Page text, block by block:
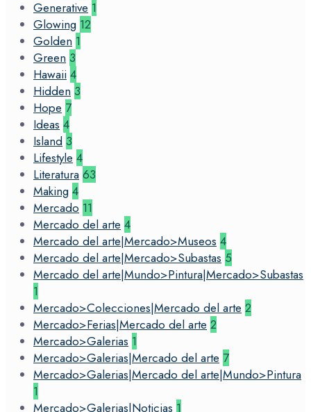
Generative 1
Glowing 12
Golden 1
Green 3
Hawaii 4
Hidden 3
Hope 7
Ideas 4
Island 3
Lifestyle 4
Literatura 63
Making 4
Mercado 11
Mercado del arte 4
Mercado del arte|Mercado>Museos 4
Mercado del arte|Mercado>Subastas 5
Mercado del arte|Mundo>Pintura|Mercado>Subastas
1
Mercado>Colecciones|Mercado del arte 2
Mercado>Ferias|Mercado del arte 2
Mercado>Galerias 1
Mercado>Galerias|Mercado del arte 7
Mercado>Galerias|Mercado del arte|Mundo>Pintura
1
Mercado>Galerias|Noticias 1